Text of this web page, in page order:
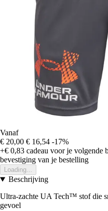
Vanaf
€ 20,00 € 16,54 -17%
+€ 0,83 cadeau voor je volgende
bevestiging van je bestelling
Loading...
Beschrijving
Ultra-zachte UA Tech™ stof die
gevoel